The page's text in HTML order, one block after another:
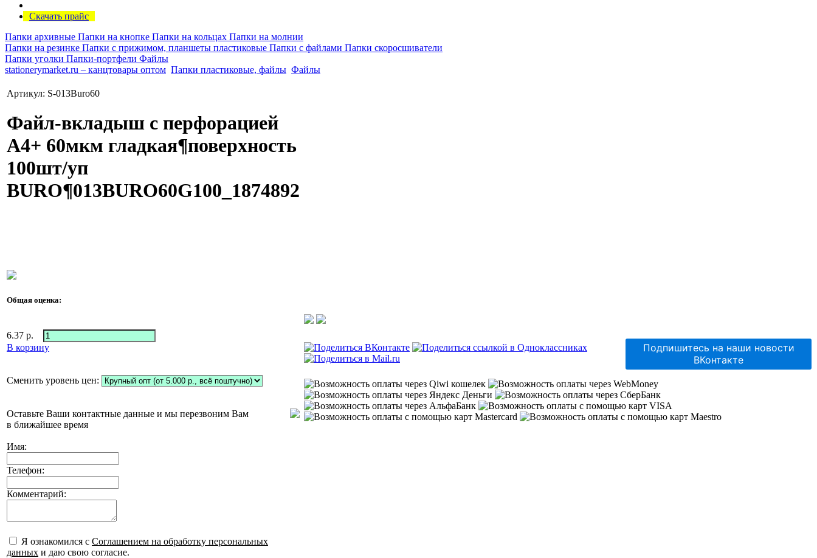
Скачать прайс
Папки архивные Папки на кнопке Папки на кольцах Папки на молнии
Папки на резинке Папки с прижимом, планшеты пластиковые Папки с файлами Папки скоросшиватели
Папки уголки Папки-портфели Файлы
stationerymarket.ru – канцтовары оптом Папки пластиковые, файлы Файлы
Артикул: S-013Buro60
Файл-вкладыш с перфорацией
А4+ 60мкм гладкая¶поверхность
100шт/уп
BURO¶013BURO60G100_1874892
Общая оценка:
6.37 р.
В корзину
Сменить уровень цен:
Оставьте Ваши контактные данные и мы перезвоним Вам
в ближайшее время
Имя:
Телефон:
Комментарий:
Я ознакомился с Соглашением на обработку персональных
данных и даю свою согласие.
Подпишитесь на наши новости
ВКонтакте